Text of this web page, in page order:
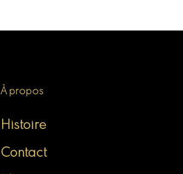
À propos
Histoire
Contact